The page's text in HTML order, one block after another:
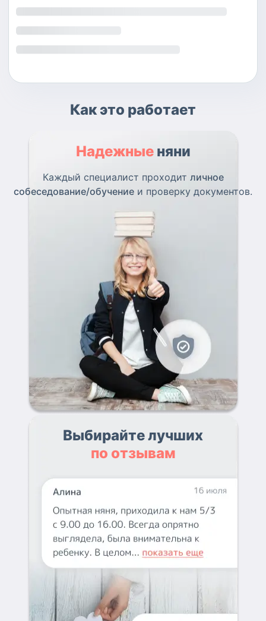
Как это работает
Надежные няни
Каждый специалист проходит личное
собеседование/обучение и проверку документов.
Выбирайте лучших
по отзывам